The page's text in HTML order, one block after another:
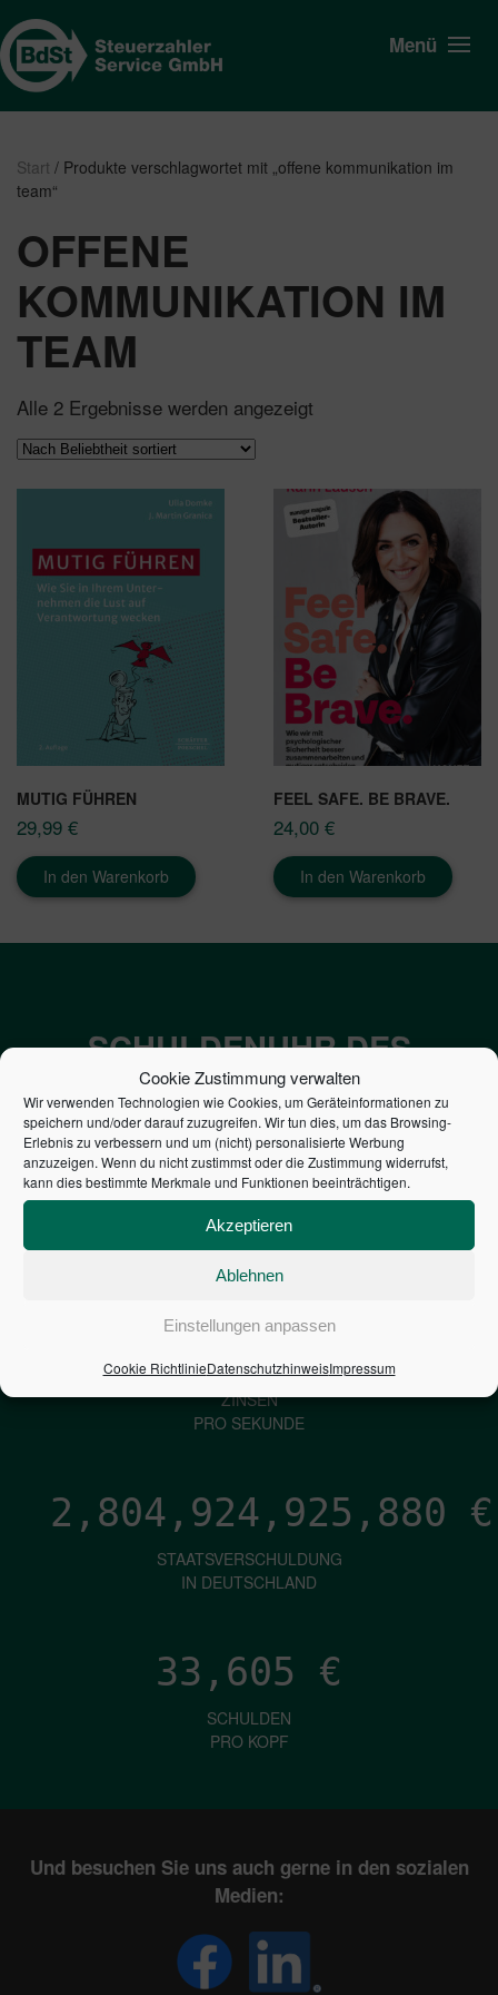
Cookie Zustimmung verwalten
Wir verwenden Technologien wie Cookies, um Geräteinformationen zu
speichern und/oder darauf zuzugreifen. Wir tun dies, um das Browsing-
Erlebnis zu verbessern und um (nicht) personalisierte Werbung
anzuzeigen. Wenn du nicht zustimmst oder die Zustimmung widerrufst,
kann dies bestimmte Merkmale und Funktionen beeinträchtigen.
Akzeptieren
Ablehnen
Einstellungen anpassen
Cookie RichtlinieDatenschutzhinweisImpressum
Menü
Start / Produkte verschlagwortet mit „offene kommunikation im
team“
OFFENE
KOMMUNIKATION IM
TEAM
Alle 2 Ergebnisse werden angezeigt
MUTIG FÜHREN
29,99 €
In den Warenkorb
FEEL SAFE. BE BRAVE.
24,00 €
In den Warenkorb
SCHULDENUHR DES
BUNDES DER
STEUERZAHLER
7,052€
NEUVERSCHULDUNG
1,601€
ZINSEN
PRO SEKUNDE
2,804,924,927,149 €
STAATSVERSCHULDUNG
IN DEUTSCHLAND
33,605 €
SCHULDEN
PRO KOPF
Und besuchen Sie uns auch gerne in den sozialen
Medien: